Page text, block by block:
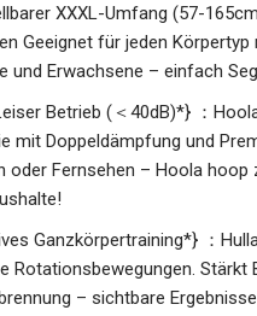
XXXL-Umfang (57-
Geeignet für jeden
und Erwachsene – einfach
Betrieb (＜40dB)*} ：
mit Doppeldämpfung und
oder Fernsehen – Hoola
Ganzkörpertraining*} ：
Rotationsbewegungen.
– sichtbare